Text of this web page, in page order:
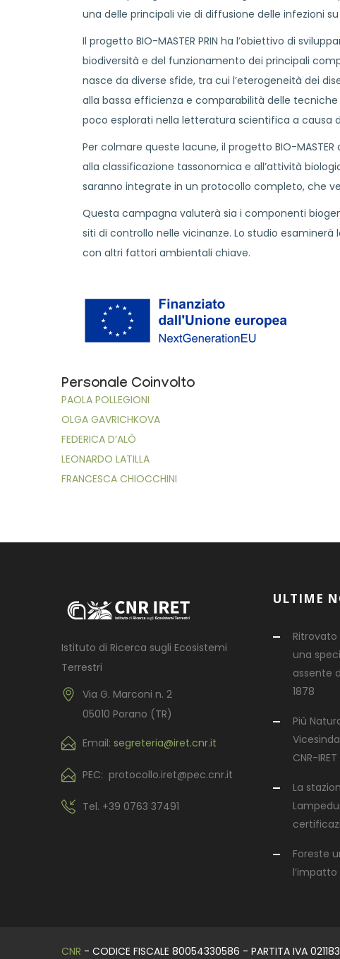
una delle principali vie di diffusione delle infezioni
Il progetto BIO-MASTER PRIN ha l’obiettivo di
biodiversità e del funzionamento dei principali
nasce da diverse sfide, tra cui l’eterogeneità dei
alla bassa efficienza e comparabilità delle
poco esplorati nella letteratura scientifica a causa
Per colmare queste lacune, il progetto BIO-
alla classificazione tassonomica e all’attività
saranno integrate in un protocollo completo, che
Questa campagna valuterà sia i componenti
siti di controllo nelle vicinanze. Lo studio
con altri fattori ambientali chiave.
Personale Coinvolto
PAOLA POLLEGIONI
OLGA GAVRICHKOVA
FEDERICA D’ALÒ
LEONARDO LATILLA
FRANCESCA CHIOCCHINI
Istituto di Ricerca sugli Ecosistemi
Terrestri
Via G. Marconi n. 2
05010 Porano (TR)
Email: segreteria@iret.cnr.it
PEC: protocollo.iret@pec.cnr.it
Tel. +39 0763 37491
ULTIME
Ritrovato
una
assente
1878
Più
CNR-IRET
La
Foreste
CNR - CODICE FISCALE 80054330586 - PARTITA IVA